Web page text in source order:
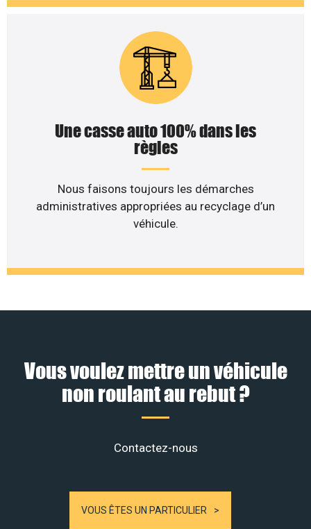
Une casse auto 100% dans les
règles
Nous faisons toujours les démarches
administratives appropriées au recyclage d’un
véhicule.
Vous voulez mettre un véhicule
non roulant au rebut ?
Contactez-nous
VOUS ÊTES UN PARTICULIER